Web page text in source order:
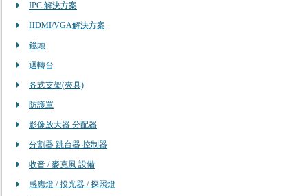
IPC 解決方案
HDMI/VGA解決方案
鏡頭
迴轉台
各式支架(夾具)
防護罩
影像放大器 分配器
分割器 跳台器 控制器
收音 / 麥克風 設備
感應燈 / 投光器 / 探照燈